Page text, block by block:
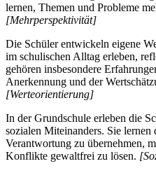
lernen, Themen und Probleme
[Mehrperspektivität]
Die Schüler entwickeln eigene
im schulischen Alltag erleben,
gehören insbesondere
Anerkennung und der
[Werteorientierung]
In der Grundschule erleben die
sozialen Miteinanders. Sie lernen
Verantwortung zu übernehmen,
Konflikte gewaltfrei zu lösen.